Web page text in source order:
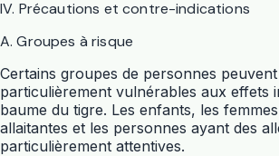
IV. Précautions et contre-indications
A. Groupes à risque
Certains groupes de personnes
particulièrement vulnérables aux effets
baume du tigre. Les enfants, les
allaitantes et les personnes ayant des
particulièrement attentives.